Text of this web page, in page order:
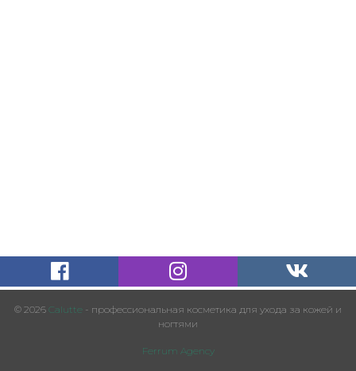
© 2026 Calutte - профессиональная косметика для ухода за кожей и
ногтями
Ferrum Agency